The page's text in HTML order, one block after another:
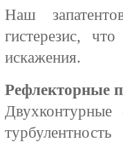
Наш
гистерезис,
искажения.
Рефлекторные